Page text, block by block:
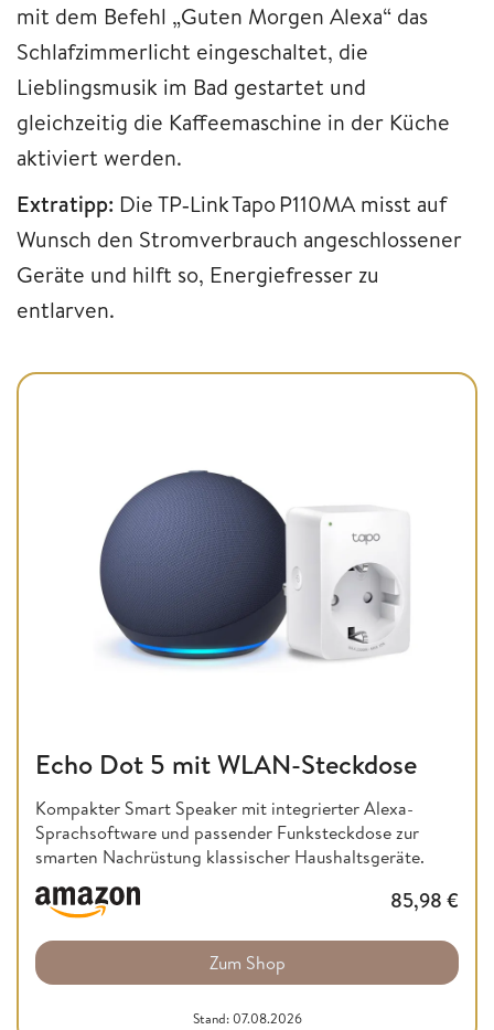
mit dem Befehl „Guten Morgen Alexa“ das
Schlafzimmerlicht eingeschaltet, die
Lieblingsmusik im Bad gestartet und
gleichzeitig die Kaffeemaschine in der Küche
aktiviert werden.
Extratipp: Die TP‑Link Tapo P110MA misst auf
Wunsch den Stromverbrauch angeschlossener
Geräte und hilft so, Energiefresser zu
entlarven.
Echo Dot 5 mit WLAN-Steckdose
Kompakter Smart Speaker mit integrierter Alexa-
Sprachsoftware und passender Funksteckdose zur
smarten Nachrüstung klassischer Haushaltsgeräte.
85,98 €
Zum Shop
Stand: 07.08.2026